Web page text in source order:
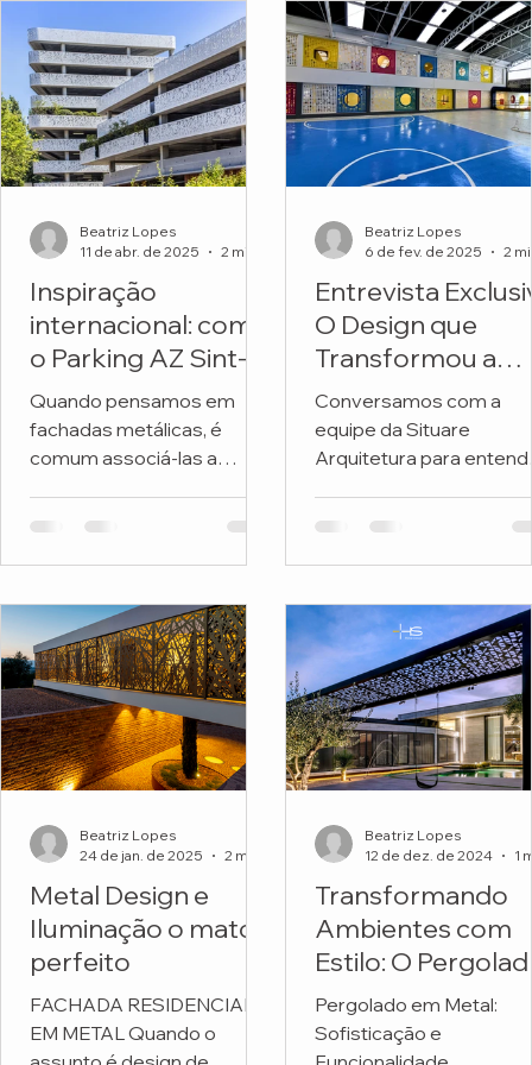
Inspiração
internacional: como
o Parking AZ Sint-
Lucas transforma
metal e natureza
em arquitetura
premiada
Quando pensamos em
fachadas metálicas, é
comum associá-las a
ou exclusivamente
do...
Beatriz Lopes
11 de abr. de 2025
Entrevista
O Design que
Transformou a
Fachada de uma
Escola
Conversamos com a
equipe da Situare
Arquitetura para
revitalizou a fachada da
Beatriz Lopes
6 de fev. de 2025
Metal Design e
Iluminação o match
perfeito
FACHADA RESIDENCIAL
EM METAL Quando o
Beatriz Lopes
24 de jan. de 2025
Transformando
Ambientes com
Estilo: O
em Metal
Personalizado da
Pergolado em Metal:
Sofisticação e
Beatriz Lopes
12 de dez. de 2024